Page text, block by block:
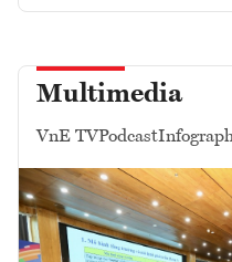
Multimedia
VnE TVPodcast